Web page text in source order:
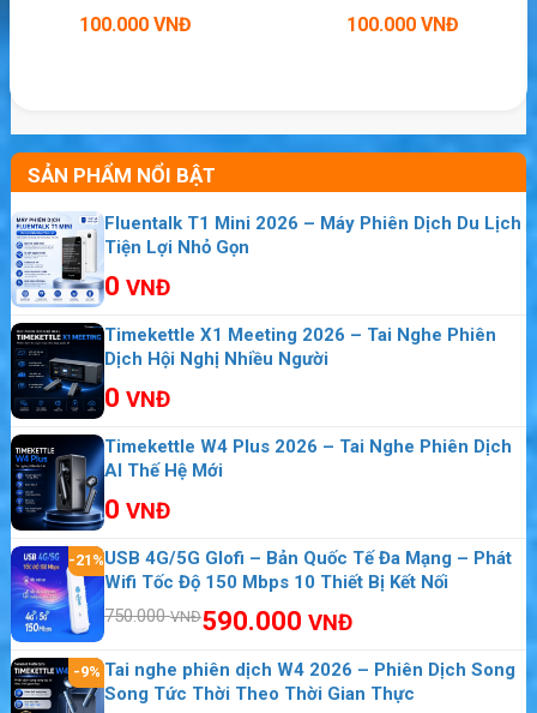
100.000 VNĐ
100.000 VNĐ
SẢN PHẨM NỔI BẬT
Fluentalk T1 Mini 2026 – Máy Phiên Dịch Du Lịch
Tiện Lợi Nhỏ Gọn
0 VNĐ
Timekettle X1 Meeting 2026 – Tai Nghe Phiên
Dịch Hội Nghị Nhiều Người
0 VNĐ
Timekettle W4 Plus 2026 – Tai Nghe Phiên Dịch
AI Thế Hệ Mới
0 VNĐ
-21%USB 4G/5G Glofi – Bản Quốc Tế Đa Mạng – Phát
Wifi Tốc Độ 150 Mbps 10 Thiết Bị Kết Nối
750.000VNĐ590.000 VNĐ
-9% Tai nghe phiên dịch W4 2026 – Phiên Dịch Song
Song Tức Thời Theo Thời Gian Thực